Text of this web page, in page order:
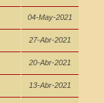
04-May-2021
27-Abr-2021
20-Abr-2021
13-Abr-2021